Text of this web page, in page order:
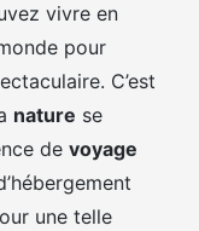
vivre en
pour
C’est
nature se
de voyage
une telle